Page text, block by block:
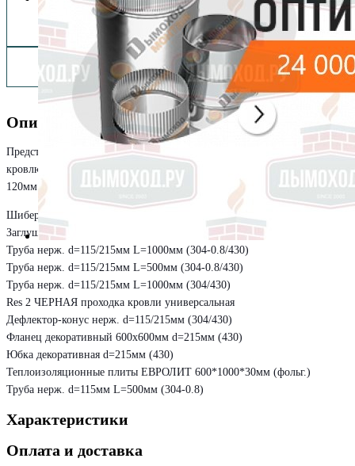
Заказать монтаж изделия
Описание
Представлен стандартный комплект дымохода внутри дома (сквозь
кровлю) для банной или отопительной печи диаметром от 110 до
120мм. В стоимость входит:
Шибер поворотный d=115мм (304-0.8)
Заглушка опорная нерж. d=115/215мм (304/430) б/г
Труба нерж. d=115/215мм L=1000мм (304-0.8/430)
Труба нерж. d=115/215мм L=500мм (304-0.8/430)
Труба нерж. d=115/215мм L=1000мм (304/430)
Res 2 ЧЕРНАЯ проходка кровли универсальная
Дефлектор-конус нерж. d=115/215мм (304/430)
Фланец декоративный 600х600мм d=215мм (430)
Юбка декоративная d=215мм (430)
Теплоизоляционные плиты ЕВРОЛИТ 600*1000*30мм (фольг.)
Труба нерж. d=115мм L=500мм (304-0.8)
Характеристики
Оплата и доставка